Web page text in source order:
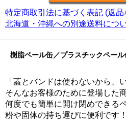
特定商取引法に基づく表記 (返品
北海道・沖縄への別途送料につ
樹脂ペール缶／プラスチックペ
「蓋とバンドは使わないから、
そんなお客様のために登場した
何度でも簡単に開け閉めできる
粉や固体の持ち運びに便利です！